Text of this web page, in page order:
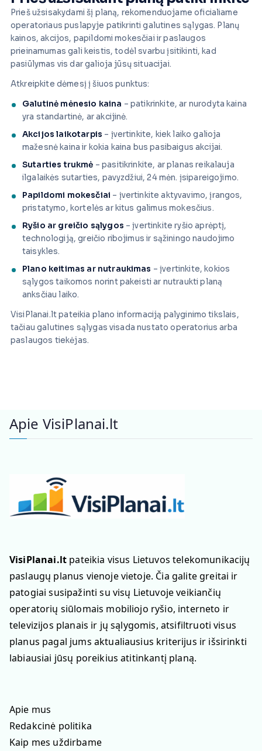
Prieš užsisakydami šį planą, rekomenduojame oficialiame
operatoriaus puslapyje patikrinti galutines sąlygas. Planų
kainos, akcijos, papildomi mokesčiai ir paslaugos
prieinamumas gali keistis, todėl svarbu įsitikinti, kad
pasiūlymas vis dar galioja jūsų situacijai.
Atkreipkite dėmesį į šiuos punktus:
Galutinė mėnesio kaina – patikrinkite, ar nurodyta kaina
yra standartinė, ar akcijinė.
Akcijos laikotarpis – įvertinkite, kiek laiko galioja
mažesnė kaina ir kokia kaina bus pasibaigus akcijai.
Sutarties trukmė – pasitikrinkite, ar planas reikalauja
ilgalaikės sutarties, pavyzdžiui, 24 mėn. įsipareigojimo.
Papildomi mokesčiai – įvertinkite aktyvavimo, įrangos,
pristatymo, kortelės ar kitus galimus mokesčius.
Ryšio ar greičio sąlygos – įvertinkite ryšio aprėptį,
technologiją, greičio ribojimus ir sąžiningo naudojimo
taisykles.
Plano keitimas ar nutraukimas – įvertinkite, kokios
sąlygos taikomos norint pakeisti ar nutraukti planą
anksčiau laiko.
VisiPlanai.lt pateikia plano informaciją palyginimo tikslais,
tačiau galutines sąlygas visada nustato operatorius arba
paslaugos tiekėjas.
Apie VisiPlanai.lt
VisiPlanai.lt pateikia visus Lietuvos telekomunikacijų
paslaugų planus vienoje vietoje. Čia galite greitai ir
patogiai susipažinti su visų Lietuvoje veikiančių
operatorių siūlomais mobiliojo ryšio, interneto ir
televizijos planais ir jų sąlygomis, atsifiltruoti visus
planus pagal jums aktualiausius kriterijus ir išsirinkti
labiausiai jūsų poreikius atitinkantį planą.
Apie mus
Redakcinė politika
Kaip mes uždirbame